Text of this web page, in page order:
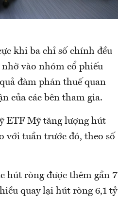
khi ba chỉ số chính đều
vào nhóm cổ phiếu
đàm phán thuế quan
của các bên tham gia.
ETF Mỹ tăng lượng hút
với tuần trước đó, theo số
hút ròng được thêm gần 7
quay lại hút ròng 6,1 tỷ